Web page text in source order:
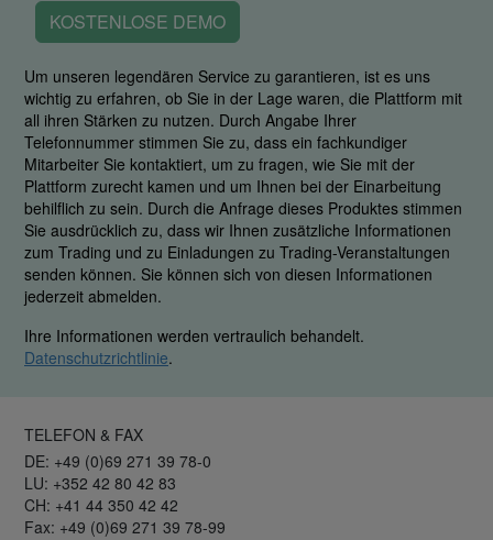
KOSTENLOSE DEMO
Um unseren legendären Service zu garantieren, ist es uns
wichtig zu erfahren, ob Sie in der Lage waren, die Plattform mit
all ihren Stärken zu nutzen. Durch Angabe Ihrer
Telefonnummer stimmen Sie zu, dass ein fachkundiger
Mitarbeiter Sie kontaktiert, um zu fragen, wie Sie mit der
Plattform zurecht kamen und um Ihnen bei der Einarbeitung
behilflich zu sein. Durch die Anfrage dieses Produktes stimmen
Sie ausdrücklich zu, dass wir Ihnen zusätzliche Informationen
zum Trading und zu Einladungen zu Trading-Veranstaltungen
senden können. Sie können sich von diesen Informationen
jederzeit abmelden.
Ihre Informationen werden vertraulich behandelt.
Datenschutzrichtlinie.
TELEFON & FAX
DE: +49 (0)69 271 39 78-0
LU: +352 42 80 42 83
CH: +41 44 350 42 42
Fax: +49 (0)69 271 39 78-99